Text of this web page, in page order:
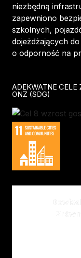
niezbędną
zapewniono
szkolnych,
dojeżdżających
o odporność na
ADEKWATNE CELE
ONZ (SDG)